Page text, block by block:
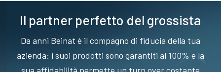
Il partner perfetto del grossista
Da anni Beinat è il compagno di fiducia della tua
azienda: i suoi prodotti sono garantiti al 100% e la